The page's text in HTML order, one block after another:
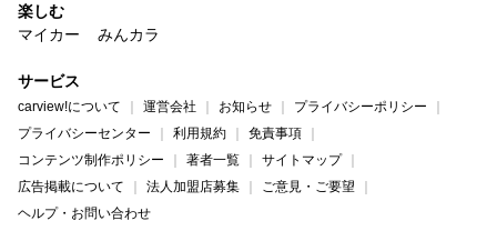
楽しむ
マイカー
みんカラ
サービス
carview!について 運営会社 お知らせ
プライバシーポリシー
プライバシーセンター
利用規約
免責事項
コンテンツ制作ポリシー
著者一覧
サイトマップ
広告掲載について
法人加盟店募集
ご意見・ご要望
ヘルプ・お問い合わせ